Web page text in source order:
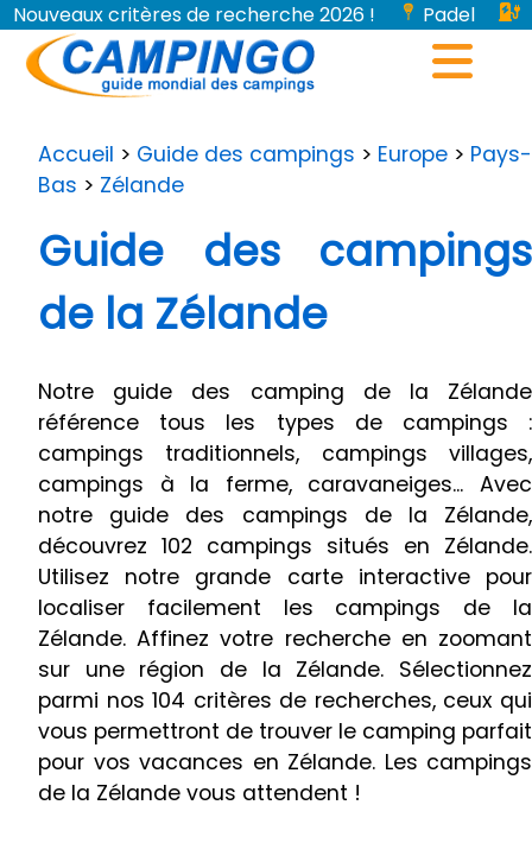
Nouveaux critères de recherche 2026 !
Padel
Bornes de recharge pour véhicules électriques...
Accueil > Guide des campings > Europe > Pays-
Bas > Zélande
Guide des campings
de la Zélande
Notre guide des camping de la Zélande
référence tous les types de campings :
campings traditionnels, campings villages,
campings à la ferme, caravaneiges... Avec
notre guide des campings de la Zélande,
découvrez 102 campings situés en Zélande.
Utilisez notre grande carte interactive pour
localiser facilement les campings de la
Zélande. Affinez votre recherche en zoomant
sur une région de la Zélande. Sélectionnez
parmi nos 104 critères de recherches, ceux qui
vous permettront de trouver le camping parfait
pour vos vacances en Zélande. Les campings
de la Zélande vous attendent !